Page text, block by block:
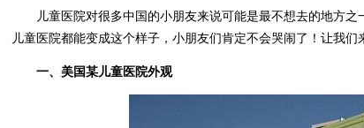
儿童医院对很多中国的小朋友来说可能是最不想去的地方之
儿童医院都能变成这个样子，小朋友们肯定不会哭闹了！让我们
一、美国某儿童医院外观